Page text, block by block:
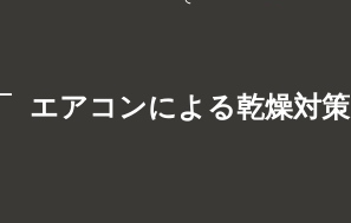
エアコンによる乾燥対策